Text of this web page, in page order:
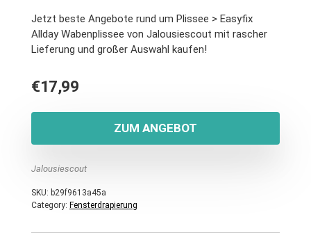
Jetzt beste Angebote rund um Plissee > Easyfix
Allday Wabenplissee von Jalousiescout mit rascher
Lieferung und großer Auswahl kaufen!
€17,99
ZUM ANGEBOT
Jalousiescout
SKU: b29f9613a45a
Category: Fensterdrapierung